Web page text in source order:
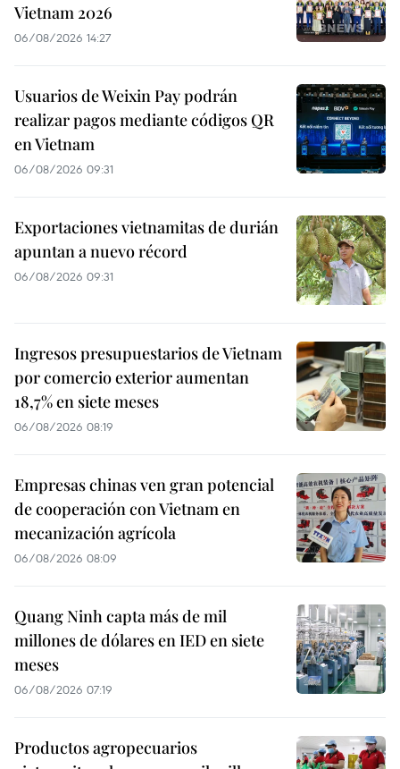
Vietnam 2026
06/08/2026 14:27
Usuarios de Weixin Pay podrán
realizar pagos mediante códigos QR
en Vietnam
06/08/2026 09:31
Exportaciones vietnamitas de durián
apuntan a nuevo récord
06/08/2026 09:31
Ingresos presupuestarios de Vietnam
por comercio exterior aumentan
18,7% en siete meses
06/08/2026 08:19
Empresas chinas ven gran potencial
de cooperación con Vietnam en
mecanización agrícola
06/08/2026 08:09
Quang Ninh capta más de mil
millones de dólares en IED en siete
meses
06/08/2026 07:19
Productos agropecuarios